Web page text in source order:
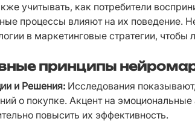
учитывать, как потребители
процессы влияют на их поведение.
в маркетинговые стратегии,
принципы
и Решения: Исследования
о покупке. Акцент на
повысить их эффективность.